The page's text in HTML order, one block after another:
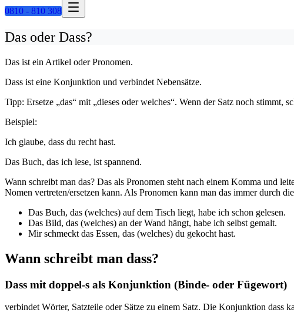
0810 - 810 308
Das oder Dass?
Das ist ein Artikel oder Pronomen.
Dass ist eine Konjunktion und verbindet Nebensätze.
Tipp: Ersetze „das“ mit „dieses oder welches“. Wenn der Satz noch stimmt,
Beispiel:
Ich glaube, dass du recht hast.
Das Buch, das ich lese, ist spannend.
Wann schreibt man das? Das als Pronomen steht nach einem Komma und
Nomen vertreten/ersetzen kann. Als Pronomen kann man das immer durch
Das Buch, das (welches) auf dem Tisch liegt, habe ich schon gelesen.
Das Bild, das (welches) an der Wand hängt, habe ich selbst gemalt.
Mir schmeckt das Essen, das (welches) du gekocht hast.
Wann schreibt man dass?
Dass mit doppel-s als Konjunktion (Binde- oder Fügewort)
verbindet Wörter, Satzteile oder Sätze zu einem Satz. Die Konjunktion dass